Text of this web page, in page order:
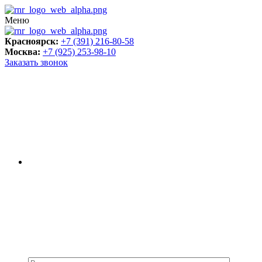
Меню
Красноярск: +7 (391) 216-80-58
Москва: +7 (925) 253-98-10
Заказать звонок